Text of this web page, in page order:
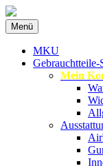
MKU
Menü Zum
Inhalt
springen
MKU
Gebrauchtteile-
Mein